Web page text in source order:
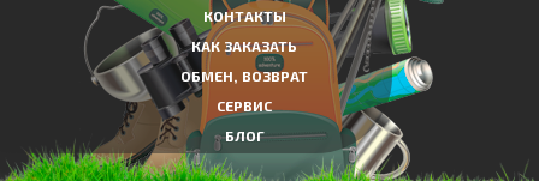
КОНТАКТЫ
КАК ЗАКАЗАТЬ
ОБМЕН, ВОЗВРАТ
СЕРВИС
БЛОГ